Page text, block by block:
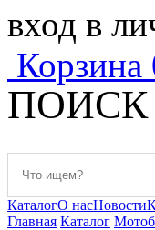
вход в
Корзина
КаталогО насНовости
Главная Каталог